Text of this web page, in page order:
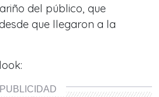
del público, que
que llegaron a la